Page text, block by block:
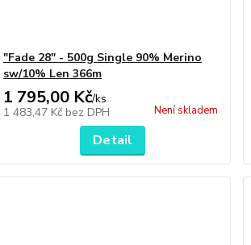
"Fade 28" - 500g Single 90% Merino
sw/10% Len 366m
1 795,00 Kč/ks
1 483,47 Kč bez DPH Není skladem
Detail